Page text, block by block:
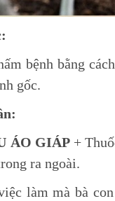
bệnh bằng
gốc.
ÁO GIÁP+
ra ngoài.
làm mà bà